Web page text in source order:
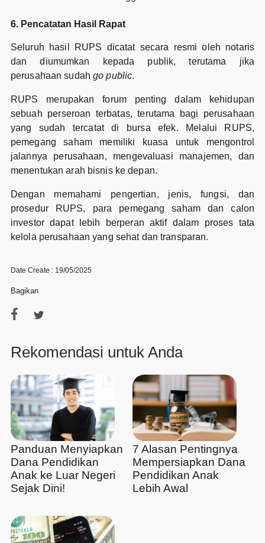
6. Pencatatan Hasil Rapat
Seluruh hasil RUPS dicatat secara resmi oleh notaris
dan diumumkan kepada publik, terutama jika
perusahaan sudahgo public.
RUPS merupakan forum penting dalam kehidupan
sebuah perseroan terbatas, terutama bagi perusahaan
yang sudah tercatat di bursa efek. Melalui RUPS,
pemegang saham memiliki kuasa untuk mengontrol
jalannya perusahaan, mengevaluasi manajemen, dan
menentukan arah bisnis ke depan.
Dengan memahami pengertian, jenis, fungsi, dan
prosedur RUPS, para pemegang saham dan calon
investor dapat lebih berperan aktif dalam proses tata
kelola perusahaan yang sehat dan transparan.
Date Create : 19/05/2025
Bagikan
Rekomendasi untuk Anda
Panduan Menyiapkan
Dana Pendidikan
Anak ke Luar Negeri
Sejak Dini!
7 Alasan Pentingnya
Mempersiapkan Dana
Pendidikan Anak
Lebih Awal